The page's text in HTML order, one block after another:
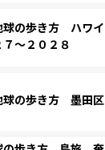
の歩き方 ハワイ
～２０２８
の歩き方 墨田区